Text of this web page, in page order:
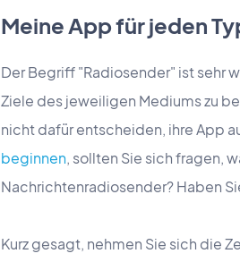
Meine App für jeden
Der Begriff "Radiosender" ist sehr
Ziele des jeweiligen Mediums zu
nicht dafür entscheiden, ihre App
beginnen, sollten Sie sich fragen,
Nachrichtenradiosender? Haben
Kurz gesagt, nehmen Sie sich die